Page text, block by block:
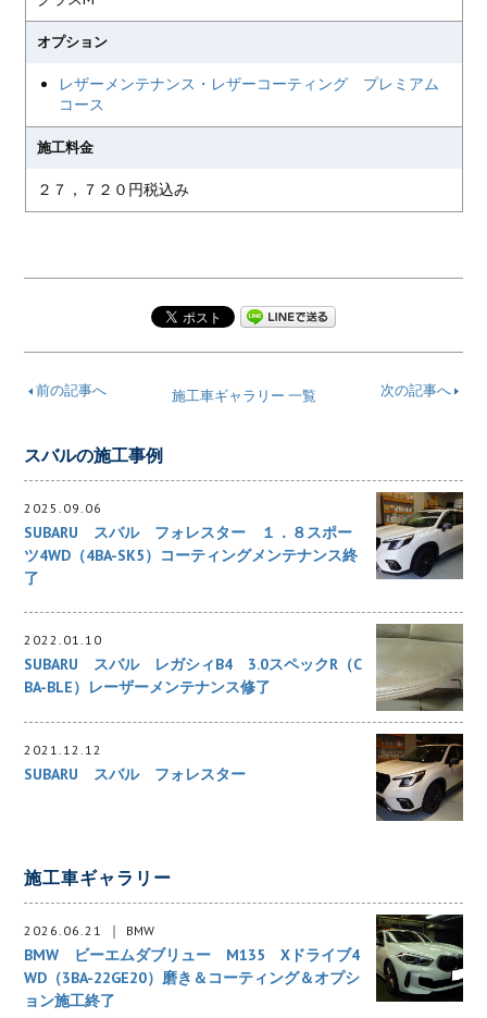
オプション
レザーメンテナンス・レザーコーティング プレミアム
コース
施工料金
２７，７２０円税込み
前の記事へ 次の記事へ
施工車ギャラリー 一覧
スバルの施工事例
2025.09.06
SUBARU スバル フォレスター １．８スポー
ツ4WD（4BA-SK5）コーティングメンテナンス終
了
2022.01.10
SUBARU スバル レガシィB4 3.0スペックR（C
BA-BLE）レーザーメンテナンス修了
2021.12.12
SUBARU スバル フォレスター
施工車ギャラリー
2026.06.21 BMW
BMW ビーエムダブリュー M135 Xドライブ4
WD（3BA-22GE20）磨き＆コーティング＆オプシ
ョン施工終了